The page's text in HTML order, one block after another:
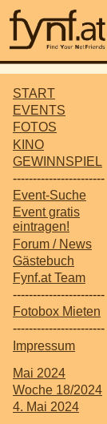
START
EVENTS
FOTOS
KINO
GEWINNSPIEL
-----------------------
Event-Suche
Event gratis
eintragen!
Forum / News
Gästebuch
Fynf.at Team
-----------------------
Fotobox Mieten
-----------------------
Impressum
Mai 2024
Woche 18/2024
4. Mai 2024